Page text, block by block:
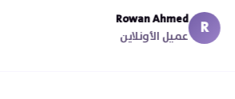
من يومين من اسكندرية للقاهره ..
R
Rowan Ahmed
عميل الأونلاين